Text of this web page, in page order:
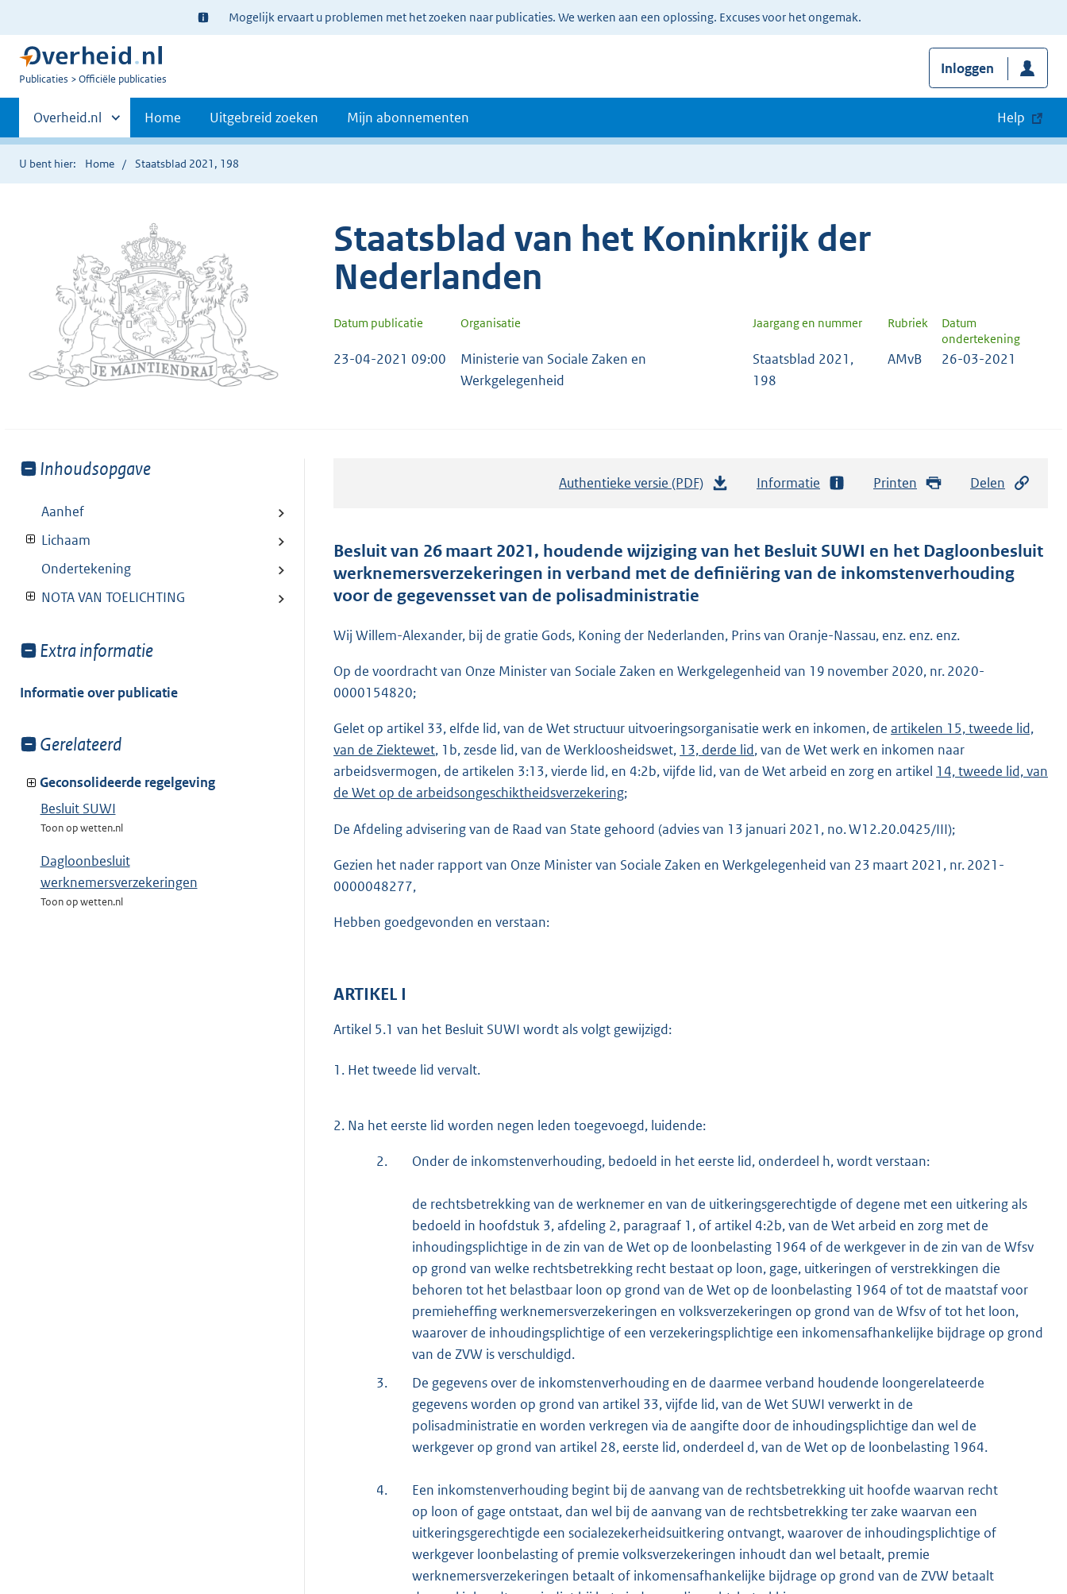
Ter
informatie:
Mogelijk ervaart u problemen met het zoeken naar publicaties. We werken aan een oplossing. Excuses voor het ongemak.
U
Publicaties Officiële publicaties
Inloggen
Primaire
navigatie
Andere
sites
binnen
Overheid.nl Home Uitgebreid zoeken Mijn abonnementen Help
U bent hier: Home Staatsblad 2021, 198
Staatsblad van het Koninkrijk der
Nederlanden
Datum publicatie Organisatie Jaargang en nummer Rubriek
Datum
ondertekening
23-04-2021 09:00
Ministerie van Sociale Zaken en
Werkgelegenheid
Staatsblad 2021,
198
AMvB 26-03-2021
Toon
van:
Inhoudsopgave
Aanhef
Lichaam
Ondertekening
NOTA VAN TOELICHTING
Toon
van:
Extra informatie
Informatie over publicatie
Toon
van:
Gerelateerd
Geconsolideerde regelgeving
Besluit SUWI
Toon op wetten.nl
Dagloonbesluit
werknemersverzekeringen
Toon op wetten.nl
Authentieke versie (PDF)
t
a
s
r
t
t
1
5
Informatie Printen Delen
Besluit van 26 maart 2021, houdende wijziging van het Besluit SUWI en het Dagloonbesluit
werknemersverzekeringen in verband met de definiëring van de inkomstenverhouding
voor de gegevensset van de polisadministratie
Wij Willem-Alexander, bij de gratie Gods, Koning der Nederlanden, Prins van Oranje-Nassau, enz. enz. enz.
Op de voordracht van Onze Minister van Sociale Zaken en Werkgelegenheid van 19 november 2020, nr. 2020-
0000154820;
Gelet op artikel 33, elfde lid, van de Wet structuur uitvoeringsorganisatie werk en inkomen, de artikelen 15, tweede lid,
van de Ziektewet, 1b, zesde lid, van de Werkloosheidswet, 13, derde lid, van de Wet werk en inkomen naar
arbeidsvermogen, de artikelen 3:13, vierde lid, en 4:2b, vijfde lid, van de Wet arbeid en zorg en artikel 14, tweede lid, van
de Wet op de arbeidsongeschiktheidsverzekering;
De Afdeling advisering van de Raad van State gehoord (advies van 13 januari 2021, no. W12.20.0425/III);
Gezien het nader rapport van Onze Minister van Sociale Zaken en Werkgelegenheid van 23 maart 2021, nr. 2021-
0000048277,
Hebben goedgevonden en verstaan:
ARTIKEL I
Artikel 5.1 van het Besluit SUWI wordt als volgt gewijzigd:
1. Het tweede lid vervalt.
2. Na het eerste lid worden negen leden toegevoegd, luidende:
2. Onder de inkomstenverhouding, bedoeld in het eerste lid, onderdeel h, wordt verstaan:
de rechtsbetrekking van de werknemer en van de uitkeringsgerechtigde of degene met een uitkering als
bedoeld in hoofdstuk 3, afdeling 2, paragraaf 1, of artikel 4:2b, van de Wet arbeid en zorg met de
inhoudingsplichtige in de zin van de Wet op de loonbelasting 1964 of de werkgever in de zin van de Wfsv
op grond van welke rechtsbetrekking recht bestaat op loon, gage, uitkeringen of verstrekkingen die
behoren tot het belastbaar loon op grond van de Wet op de loonbelasting 1964 of tot de maatstaf voor
premieheffing werknemersverzekeringen en volksverzekeringen op grond van de Wfsv of tot het loon,
waarover de inhoudingsplichtige of een verzekeringsplichtige een inkomensafhankelijke bijdrage op grond
van de ZVW is verschuldigd.
3.
De gegevens over de inkomstenverhouding en de daarmee verband houdende loongerelateerde
gegevens worden op grond van artikel 33, vijfde lid, van de Wet SUWI verwerkt in de
polisadministratie en worden verkregen via de aangifte door de inhoudingsplichtige dan wel de
werkgever op grond van artikel 28, eerste lid, onderdeel d, van de Wet op de loonbelasting 1964.
4.
Een inkomstenverhouding begint bij de aanvang van de rechtsbetrekking uit hoofde waarvan recht
op loon of gage ontstaat, dan wel bij de aanvang van de rechtsbetrekking ter zake waarvan een
uitkeringsgerechtigde een socialezekerheidsuitkering ontvangt, waarover de inhoudingsplichtige of
werkgever loonbelasting of premie volksverzekeringen inhoudt dan wel betaalt, premie
werknemersverzekeringen betaalt of inkomensafhankelijke bijdrage op grond van de ZVW betaalt